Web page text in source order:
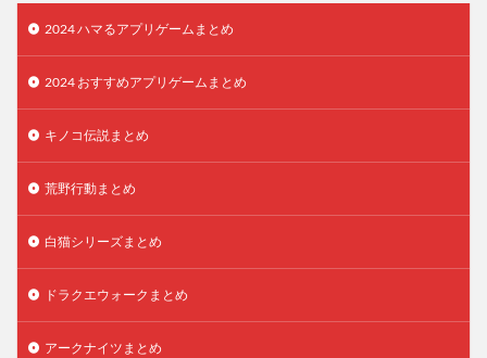
2024 ハマるアプリゲームまとめ
2024 おすすめアプリゲームまとめ
キノコ伝説まとめ
荒野行動まとめ
白猫シリーズまとめ
ドラクエウォークまとめ
アークナイツまとめ